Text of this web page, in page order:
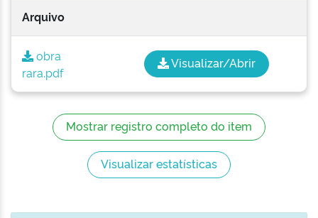
Arquivo
obra
rara.pdf
Visualizar/Abrir
Mostrar registro completo do item
Visualizar estatísticas